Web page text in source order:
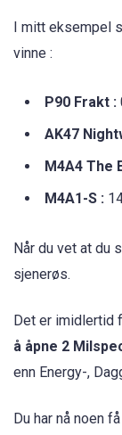
I mitt eksempel
vinne :
P90 Frakt :
AK47
M4A4 The
M4A1-S :
Når du vet at du
sjenerøs.
Det er imidlertid
å åpne 2
enn Energy-,
Du har nå noen